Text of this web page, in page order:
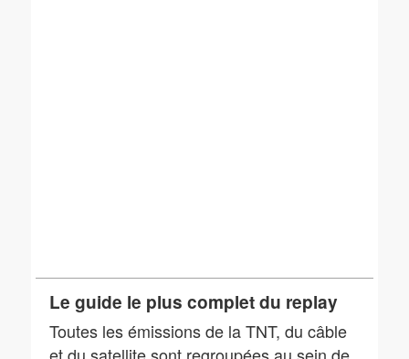
Le guide le plus complet du replay
Toutes les émissions de la TNT, du câble